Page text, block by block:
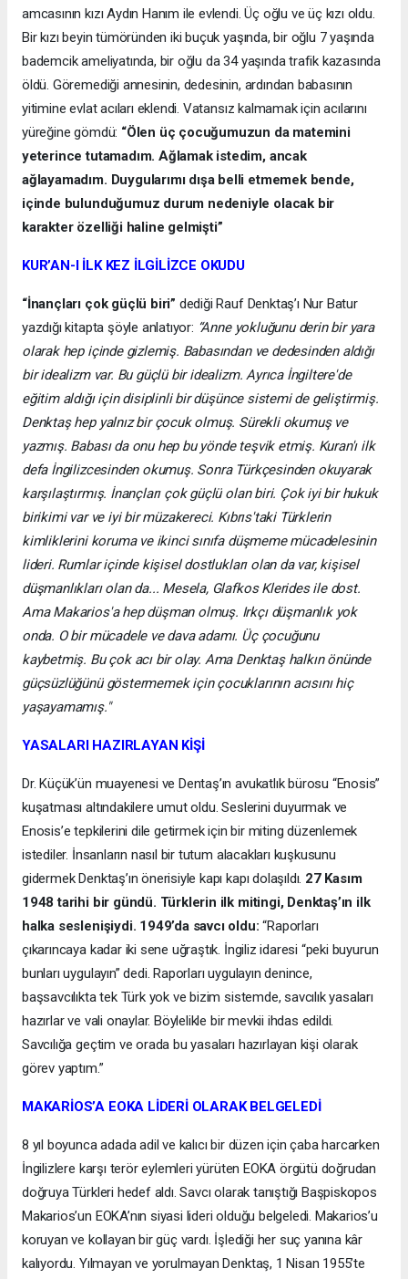
amcasının kızı Aydın Hanım ile evlendi. Üç oğlu ve üç kızı oldu.
Bir kızı beyin tümöründen iki buçuk yaşında, bir oğlu 7 yaşında
bademcik ameliyatında, bir oğlu da 34 yaşında trafik kazasında
öldü. Göremediği annesinin, dedesinin, ardından babasının
yitimine evlat acıları eklendi. Vatansız kalmamak için acılarını
yüreğine gömdü: “Ölen üç çocuğumuzun da matemini
yeterince tutamadım. Ağlamak istedim, ancak
ağlayamadım. Duygularımı dışa belli etmemek bende,
içinde bulunduğumuz durum nedeniyle olacak bir
karakter özelliği haline gelmişti”
KUR’AN-I İLK KEZ İLGİLİZCE OKUDU
“İnançları çok güçlü biri” dediği Rauf Denktaş’ı Nur Batur
yazdığı kitapta şöyle anlatıyor: “Anne yokluğunu derin bir yara
olarak hep içinde gizlemiş. Babasından ve dedesinden aldığı
bir idealizm var. Bu güçlü bir idealizm. Ayrıca İngiltere'de
eğitim aldığı için disiplinli bir düşünce sistemi de geliştirmiş.
Denktaş hep yalnız bir çocuk olmuş. Sürekli okumuş ve
yazmış. Babası da onu hep bu yönde teşvik etmiş. Kuran'ı ilk
defa İngilizcesinden okumuş. Sonra Türkçesinden okuyarak
karşılaştırmış. İnançları çok güçlü olan biri. Çok iyi bir hukuk
birikimi var ve iyi bir müzakereci. Kıbrıs'taki Türklerin
kimliklerini koruma ve ikinci sınıfa düşmeme mücadelesinin
lideri. Rumlar içinde kişisel dostlukları olan da var, kişisel
düşmanlıkları olan da... Mesela, Glafkos Klerides ile dost.
Ama Makarios'a hep düşman olmuş. Irkçı düşmanlık yok
onda. O bir mücadele ve dava adamı. Üç çocuğunu
kaybetmiş. Bu çok acı bir olay. Ama Denktaş halkın önünde
güçsüzlüğünü göstermemek için çocuklarının acısını hiç
yaşayamamış."
YASALARI HAZIRLAYAN KİŞİ
Dr. Küçük’ün muayenesi ve Dentaş’ın avukatlık bürosu “Enosis”
kuşatması altındakilere umut oldu. Seslerini duyurmak ve
Enosis’e tepkilerini dile getirmek için bir miting düzenlemek
istediler. İnsanların nasıl bir tutum alacakları kuşkusunu
gidermek Denktaş’ın önerisiyle kapı kapı dolaşıldı. 27 Kasım
1948 tarihi bir gündü. Türklerin ilk mitingi, Denktaş’ın ilk
halka seslenişiydi. 1949’da savcı oldu:“Raporları
çıkarıncaya kadar iki sene uğraştık. İngiliz idaresi “peki buyurun
bunları uygulayın” dedi. Raporları uygulayın denince,
başsavcılıkta tek Türk yok ve bizim sistemde, savcılık yasaları
hazırlar ve vali onaylar. Böylelikle bir mevkii ihdas edildi.
Savcılığa geçtim ve orada bu yasaları hazırlayan kişi olarak
görev yaptım.”
MAKARİOS’A EOKA LİDERİ OLARAK BELGELEDİ
8 yıl boyunca adada adil ve kalıcı bir düzen için çaba harcarken
İngilizlere karşı terör eylemleri yürüten EOKA örgütü doğrudan
doğruya Türkleri hedef aldı. Savcı olarak tanıştığı Başpiskopos
Makarios’un EOKA’nın siyasi lideri olduğu belgeledi. Makarios’u
koruyan ve kollayan bir güç vardı. İşlediği her suç yanına kâr
kalıyordu. Yılmayan ve yorulmayan Denktaş, 1 Nisan 1955’te